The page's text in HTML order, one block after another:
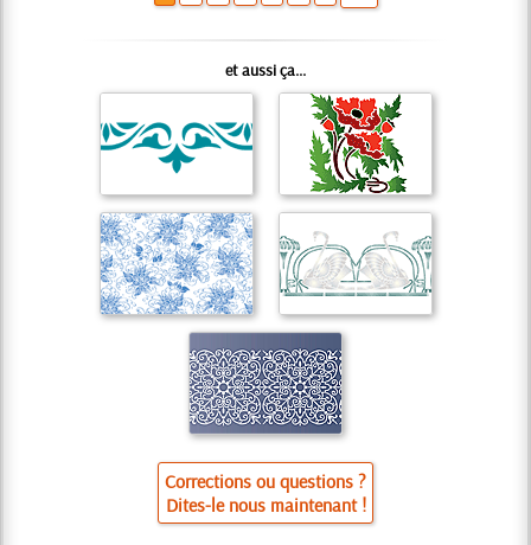
et aussi ça...
Corrections ou questions ?
Dites-le nous maintenant !